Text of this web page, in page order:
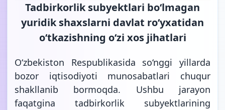
Tadbirkorlik subyektlari bo‘lmagan
yuridik shaxslarni davlat ro‘yxatidan
o‘tkazishning o‘zi xos jihatlari
O‘zbekiston Respublikasida so‘nggi yillarda
bozor iqtisodiyoti munosabatlari chuqur
shakllanib bormoqda. Ushbu jarayon
faqatgina tadbirkorlik subyektlarining